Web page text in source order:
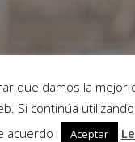
que damos la mejor
Si continúa
acuerdo
Aceptar